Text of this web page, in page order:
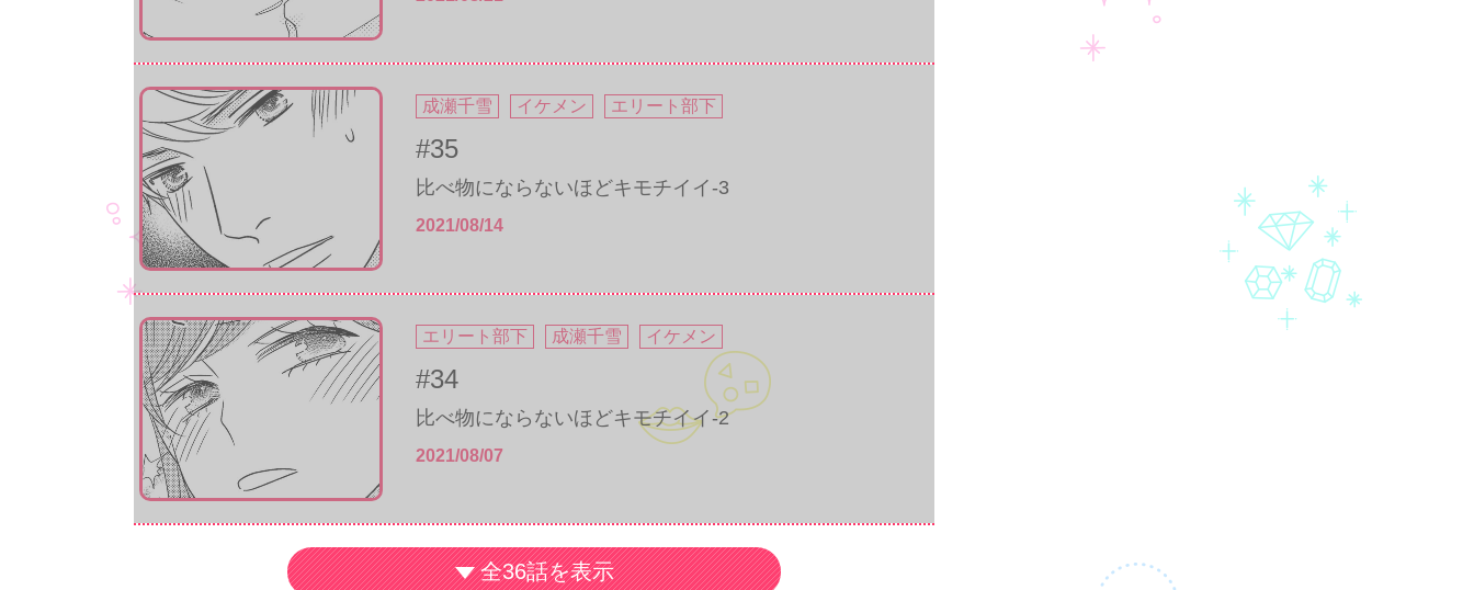
成瀬千雪 イケメン エリート部下
#35
比べ物にならないほどキモチイイ-3
2021/08/14
エリート部下 成瀬千雪 イケメン
#34
比べ物にならないほどキモチイイ-2
2021/08/07
全36話を表示